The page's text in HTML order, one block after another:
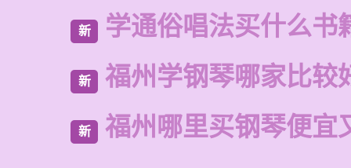
新 学通俗唱法买什么书
新 福州学钢琴哪家比较
新 福州哪里买钢琴便宜